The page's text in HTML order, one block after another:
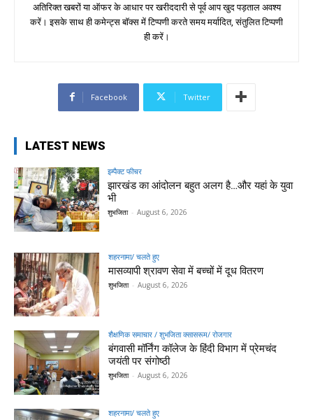
अतिरिक्त खबरों या ऑफर के आधार पर खरीददारी से पूर्व आप खुद पड़ताल अवश्य
करें। इसके साथ ही कमेन्ट्स बॉक्स में टिप्पणी करते समय मर्यादित, संतुलित टिप्पणी
ही करें।
Facebook Twitter
LATEST NEWS
इम्पैक्ट फीचर
झारखंड का आंदोलन बहुत अलग है…और यहां के युवा
भी
शुभजिता - August 6, 2026
शहरनामा/ चलते हुए
मासव्यापी श्रावण सेवा में बच्चों में दूध वितरण
शुभजिता - August 6, 2026
शैक्षणिक समाचार / शुभजिता क्सासरूम/ रोजगार
बंगवासी मॉर्निंग कॉलेज के हिंदी विभाग में प्रेमचंद
जयंती पर संगोष्ठी
शुभजिता - August 6, 2026
शहरनामा/ चलते हुए